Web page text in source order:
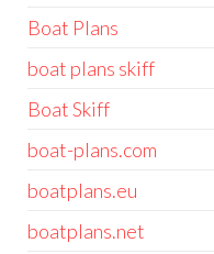
Boat Plans
boat plans skiff
Boat Skiff
boat-plans.com
boatplans.eu
boatplans.net